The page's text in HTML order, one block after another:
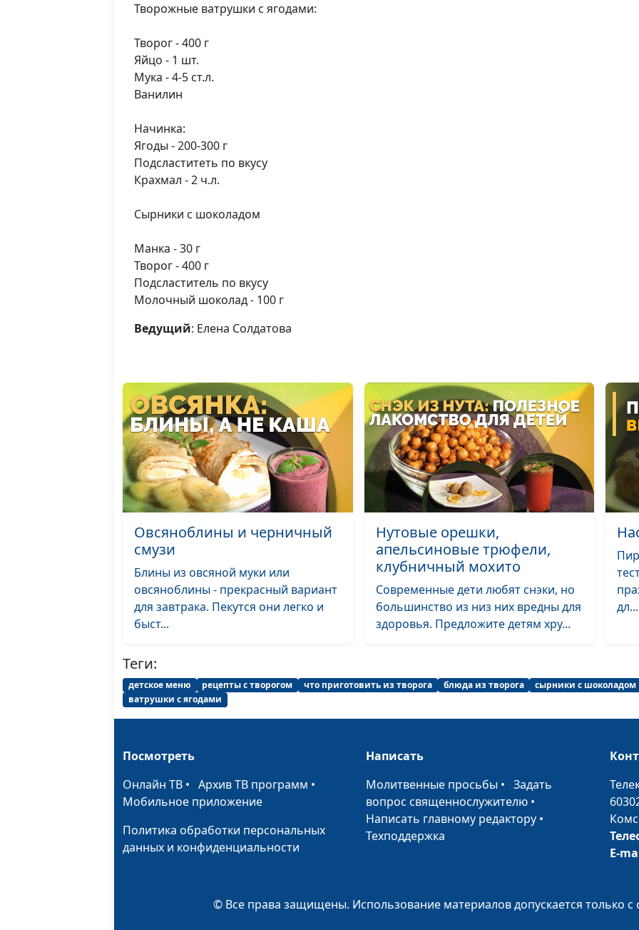
Творожные ватрушки с ягодами:
Творог - 400 г
Яйцо - 1 шт.
Мука - 4-5 ст.л.
Ванилин
Начинка:
Ягоды - 200-300 г
Подсластитеть по вкусу
Крахмал - 2 ч.л.
Сырники с шоколадом
Манка - 30 г
Творог - 400 г
Подсластитель по вкусу
Молочный шоколад - 100 г
Ведущий: Елена Солдатова
Овсяноблины и черничный
смузи
Блины из овсяной муки или
овсяноблины - прекрасный вариант
для завтрака. Пекутся они легко и
быст...
Нутовые орешки,
апельсиновые трюфели,
клубничный мохито
Современные дети любят снэки, но
большинство из низ них вредны для
здоровья. Предложите детям хру...
дл...
Теги:
детское меню рецепты с творогом что приготовить из творога блюда из творога сырники с шоколадом
ватрушки с ягодами
Посмотреть
Онлайн ТВ • Архив ТВ программ •
Мобильное приложение
Политика обработки персональных
данных и конфиденциальности
Написать
Молитвенные просьбы •Задать
вопрос священнослужителю •
Написать главному редактору •
Техподдержка
E-
© Все права защищены. Использование материалов допускается только с